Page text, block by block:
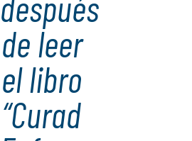
de leer
el libro
“Curad